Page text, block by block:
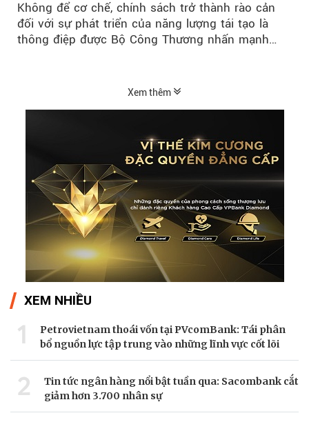
Không để cơ chế, chính sách trở thành rào cản
đối với sự phát triển của năng lượng tái tạo là
thông điệp được Bộ Công Thương nhấn mạnh…
Xem thêm
XEM NHIỀU
1
Petrovietnam thoái vốn tại PVcomBank: Tái phân
bổ nguồn lực tập trung vào những lĩnh vực cốt lõi
2
Tin tức ngân hàng nổi bật tuần qua: Sacombank cắt
giảm hơn 3.700 nhân sự